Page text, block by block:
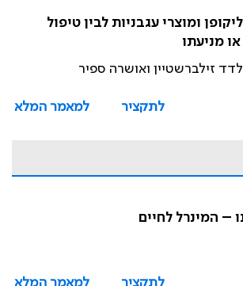
ומוצרי עגבניות לבין טיפול
מניעתו
זילברשטיין ואושרה ספיר
לתקציר
למאמר המלא
– המינרל לחיים
לתקציר
למאמר המלא